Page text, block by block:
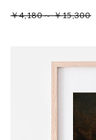
￥4,180 ～ ￥15,300